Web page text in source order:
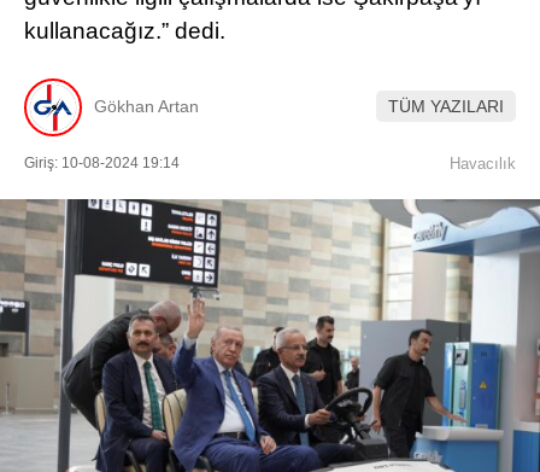
kullanacağız.” dedi.
Gökhan Artan TÜM YAZILARI
Giriş: 10-08-2024 19:14 Havacılık